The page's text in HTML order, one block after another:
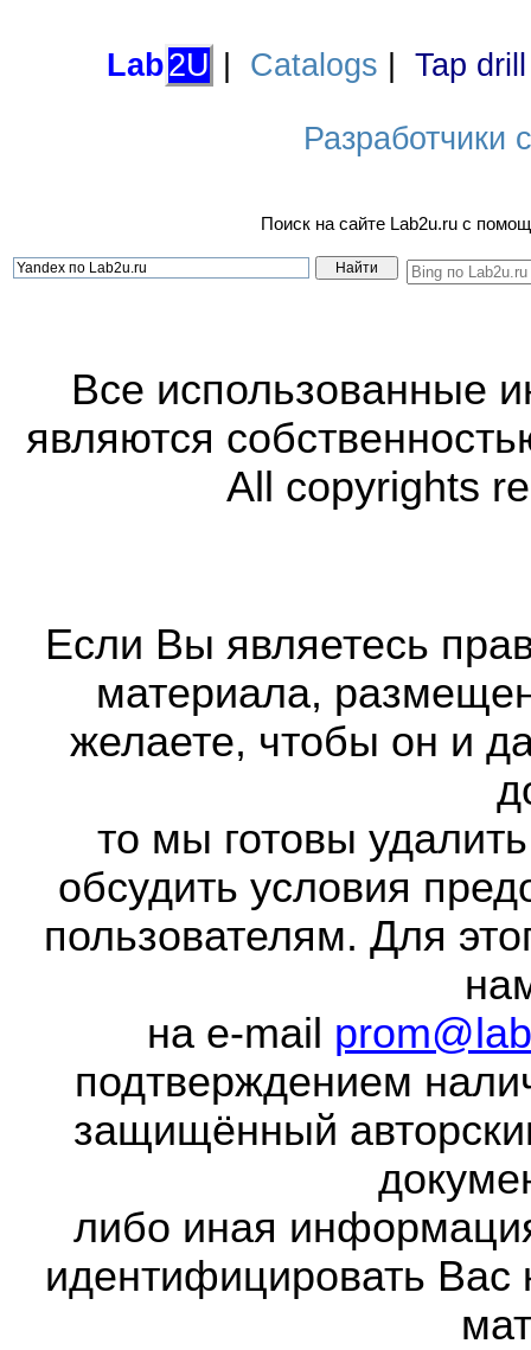
Lab2U Catalogs Tap
Разработчики
Поиск на сайте Lab2u.ru с
Все использованные
являются
All copyrights
Если Вы являетесь
материала,
желаете, чтобы он и
то мы готовы
обсудить условия
пользователям. Для
на e-mail
подтверждением
защищённый
либо иная
идентифицировать Вас